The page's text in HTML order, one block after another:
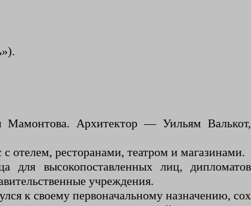
Мамонтова. Архитектор — Уильям
отелем, ресторанами, театром и магазинами.
для высокопоставленных лиц,
учреждения.
к своему первоначальному назначению,